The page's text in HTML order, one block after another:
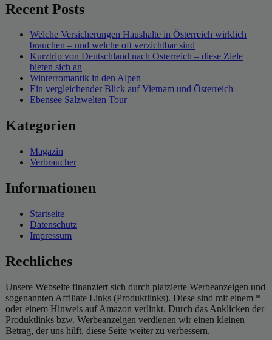
Recent Posts
Welche Versicherungen Haushalte in Österreich wirklich
brauchen – und welche oft verzichtbar sind
Kurztrip von Deutschland nach Österreich – diese Ziele
bieten sich an
Winterromantik in den Alpen
Ein vergleichender Blick auf Vietnam und Österreich
Ebensee Salzwelten Tour
Kategorien
Magazin
Verbraucher
Informationen
Startseite
Datenschutz
Impressum
Rechliches
Unsere Webseite finanziert sich durch platzierte Werbeanzeigen und
sogenannten Affiliate Links (Produktlinks). Diese sind mit einem *
oder einem Hinweis auf Amazon verlinkt. Durch das Anklicken der
Produktlinks bzw. Werbeanzeigen verdienen wir einen kleinen
Betrag, der uns hilft, diese Seite weiter zu verbessern.